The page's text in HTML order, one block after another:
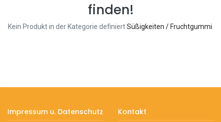
finden!
Kein Produkt in der Kategorie definiertSüßigkeiten / Fruchtgummi
Impressum u. Datenschutz Kontakt